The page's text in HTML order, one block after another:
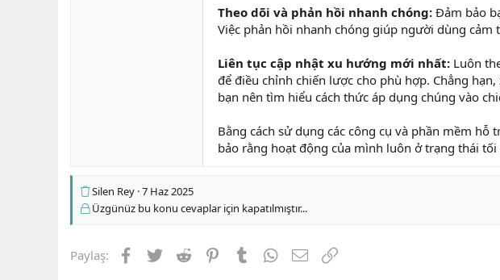
Theo dõi và phản hồi nhanh chóng: Đảm bảo
Việc phản hồi nhanh chóng giúp người dùng
Liên tục cập nhật xu hướng mới nhất: Luôn
để điều chỉnh chiến lược cho phù hợp. Chẳng
bạn nên tìm hiểu cách thức áp dụng chúng vào
Bằng cách sử dụng các công cụ và phần mềm
bảo rằng hoạt động của mình luôn ở trạng thái
Silen Rey 7 Haz 2025
Üzgünüz bu konu cevaplar için kapatılmıştır...
Paylaş: Facebook
TwitterReddit PinterestTumblrWhatsApp
E-postaLink